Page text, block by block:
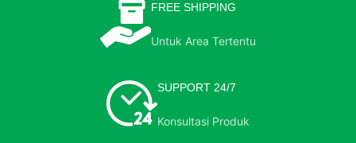
FREE SHIPPING
Untuk Area Tertentu
SUPPORT 24/7
Konsultasi Produk